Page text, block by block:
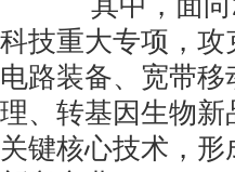
科技重大专项，
电路装备、宽带
理、转基因生物
关键核心技术，